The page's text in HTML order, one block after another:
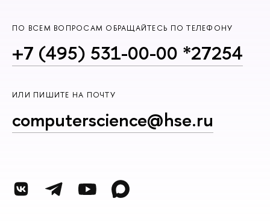
ПО ВСЕМ ВОПРОСАМ ОБРАЩАЙТЕСЬ ПО ТЕЛЕФОНУ
+7 (495) 531-00-00 *27254
ИЛИ ПИШИТЕ НА ПОЧТУ
computerscience@hse.ru